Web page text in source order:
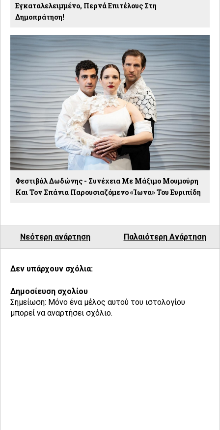
Εγκαταλελειμμένο, Περνά Επιτέλους Στη
Δημοπράτηση!
Φεστιβάλ Δωδώνης - Συνέχεια Με Μάξιμο Μουμούρη
Και Τον Σπάνια Παρουσιαζόμενο «Ίωνα» Του Ευριπίδη
Νεότερη ανάρτηση Παλαιότερη Ανάρτηση
Δεν υπάρχουν σχόλια:
Δημοσίευση σχολίου
Σημείωση: Μόνο ένα μέλος αυτού του ιστολογίου
μπορεί να αναρτήσει σχόλιο.